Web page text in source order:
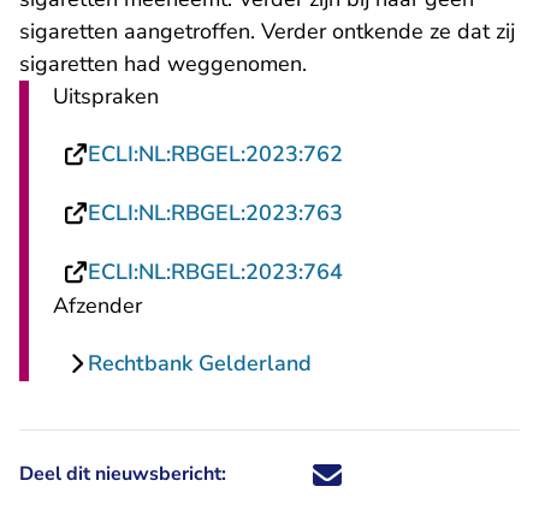
sigaretten aangetroffen. Verder ontkende ze dat zij
sigaretten had weggenomen.
Uitspraken
ECLI:NL:RBGEL:2023:762
ECLI:NL:RBGEL:2023:763
ECLI:NL:RBGEL:2023:764- U verlaat
Afzender
Rechtbank Gelderland
Deel dit nieuwsbericht: Deel dit nieuwsbericht via X -
Deel dit nieuwsbericht via
Deel dit nieuwsbericht
Deel dit